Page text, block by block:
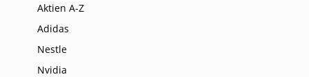
Aktien A-Z
Adidas
Nestle
Nvidia